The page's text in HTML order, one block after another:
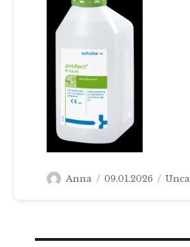
Autor
Anna
Veröffentlicht
09.01.2026